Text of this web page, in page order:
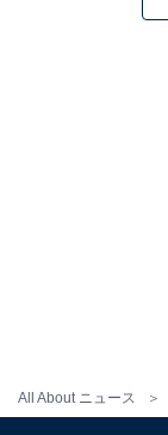
All About ニュース